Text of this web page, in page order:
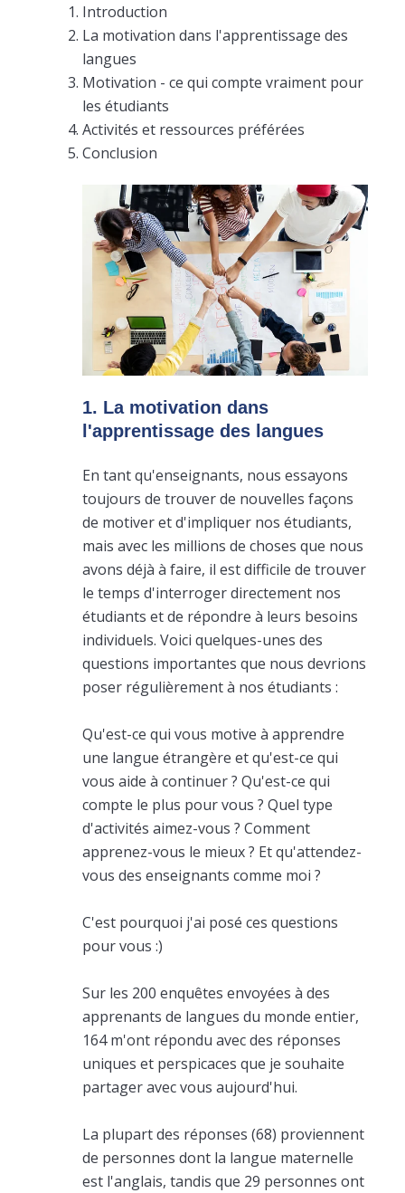
Introduction
La motivation dans l'apprentissage des
langues
Motivation - ce qui compte vraiment pour
les étudiants
Activités et ressources préférées
Conclusion
1. La motivation dans
l'apprentissage des langues
En tant qu'enseignants, nous essayons
toujours de trouver de nouvelles façons
de motiver et d'impliquer nos étudiants,
mais avec les millions de choses que nous
avons déjà à faire, il est difficile de trouver
le temps d'interroger directement nos
étudiants et de répondre à leurs besoins
individuels. Voici quelques-unes des
questions importantes que nous devrions
poser régulièrement à nos étudiants :
Qu'est-ce qui vous motive à apprendre
une langue étrangère et qu'est-ce qui
vous aide à continuer ? Qu'est-ce qui
compte le plus pour vous ? Quel type
d'activités aimez-vous ? Comment
apprenez-vous le mieux ? Et qu'attendez-
vous des enseignants comme moi ?
C'est pourquoi j'ai posé ces questions
pour vous :)
Sur les 200 enquêtes envoyées à des
apprenants de langues du monde entier,
164 m'ont répondu avec des réponses
uniques et perspicaces que je souhaite
partager avec vous aujourd'hui.
La plupart des réponses (68) proviennent
de personnes dont la langue maternelle
est l'anglais, tandis que 29 personnes ont